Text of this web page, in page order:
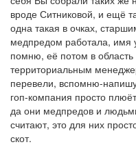
вроде Ситниковой, и ещё
одна такая в очках,
медпредом работала, имя
помню, её потом в область
территориальным
перевели, вспомню-
гоп-компания просто
да они медпредов и
считают, это для них
скот.